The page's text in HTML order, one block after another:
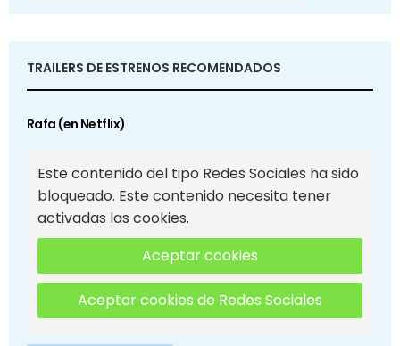
TRAILERS DE ESTRENOS RECOMENDADOS
Rafa (en Netflix)
Este contenido del tipo Redes Sociales ha sido
bloqueado. Este contenido necesita tener
activadas las cookies.
Aceptar cookies
Aceptar cookies de Redes Sociales